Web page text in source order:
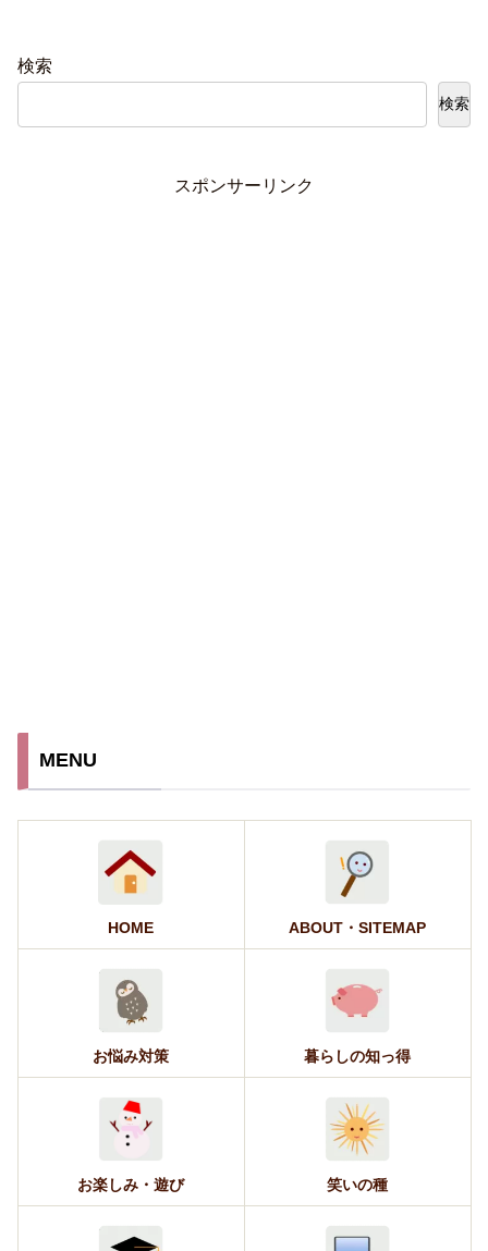
検索
検索
スポンサーリンク
MENU
HOME ABOUT・SITEMAP
お悩み対策 暮らしの知っ得
お楽しみ・遊び 笑いの種